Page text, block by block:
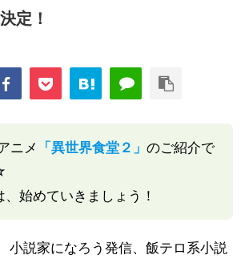
定！
ニメ 「異世界食堂２」 のご紹介で
、始めていきましょう！
小説家になろう発信、飯テロ系小説